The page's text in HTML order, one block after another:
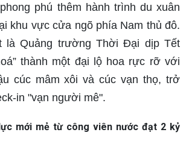
phú thêm hành trình du xuân
khu vực cửa ngõ phía Nam thủ đô.
là Quảng trường Thời Đại dịp Tết
thành một đại lộ hoa rực rỡ với
cúc mâm xôi và cúc vạn thọ, trở
in "vạn người mê".
mới mẻ từ công viên nước đạt 2 kỷ